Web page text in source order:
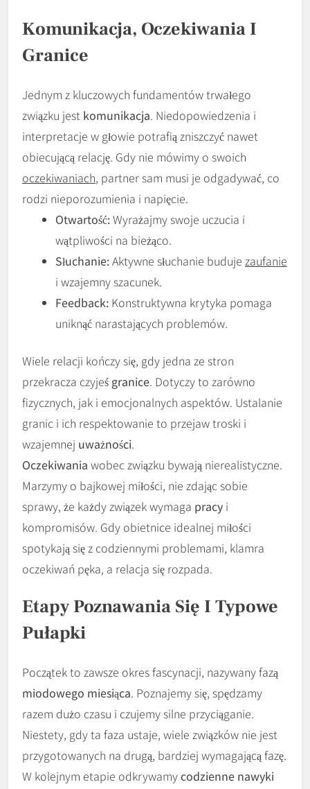
Komunikacja, Oczekiwania I
Granice
Jednym z kluczowych fundamentów trwałego
związku jest komunikacja. Niedopowiedzenia i
interpretacje w głowie potrafią zniszczyć nawet
obiecującą relację. Gdy nie mówimy o swoich
oczekiwaniach, partner sam musi je odgadywać, co
rodzi nieporozumienia i napięcie.
Otwartość:Wyrażajmy swoje uczucia i
wątpliwości na bieżąco.
Słuchanie:Aktywne słuchanie buduje zaufanie
i wzajemny szacunek.
Feedback: Konstruktywna krytyka pomaga
uniknąć narastających problemów.
Wiele relacji kończy się, gdy jedna ze stron
przekracza czyjeś granice. Dotyczy to zarówno
fizycznych, jak i emocjonalnych aspektów. Ustalanie
granic i ich respektowanie to przejaw troski i
wzajemnej uważności.
Oczekiwania wobec związku bywają nierealistyczne.
Marzymy o bajkowej miłości, nie zdając sobie
sprawy, że każdy związek wymaga pracy i
kompromisów. Gdy obietnice idealnej miłości
spotykają się z codziennymi problemami, klamra
oczekiwań pęka, a relacja się rozpada.
Etapy Poznawania Się I Typowe
Pułapki
Początek to zawsze okres fascynacji, nazywany fazą
miodowego miesiąca. Poznajemy się, spędzamy
razem dużo czasu i czujemy silne przyciąganie.
Niestety, gdy ta faza ustaje, wiele związków nie jest
przygotowanych na drugą, bardziej wymagającą fazę.
W kolejnym etapie odkrywamycodzienne nawyki